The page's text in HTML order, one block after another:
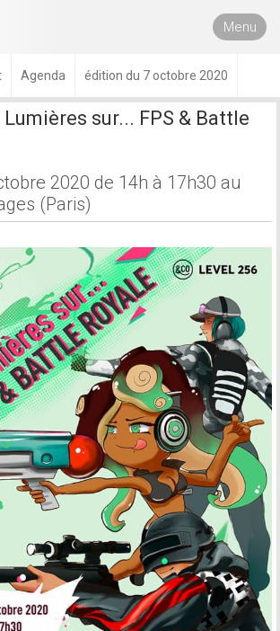
Menu
Agenda édition du 7 octobre 2020
sur... FPS & Battle
2020 de 14h à 17h30 au
(Paris)